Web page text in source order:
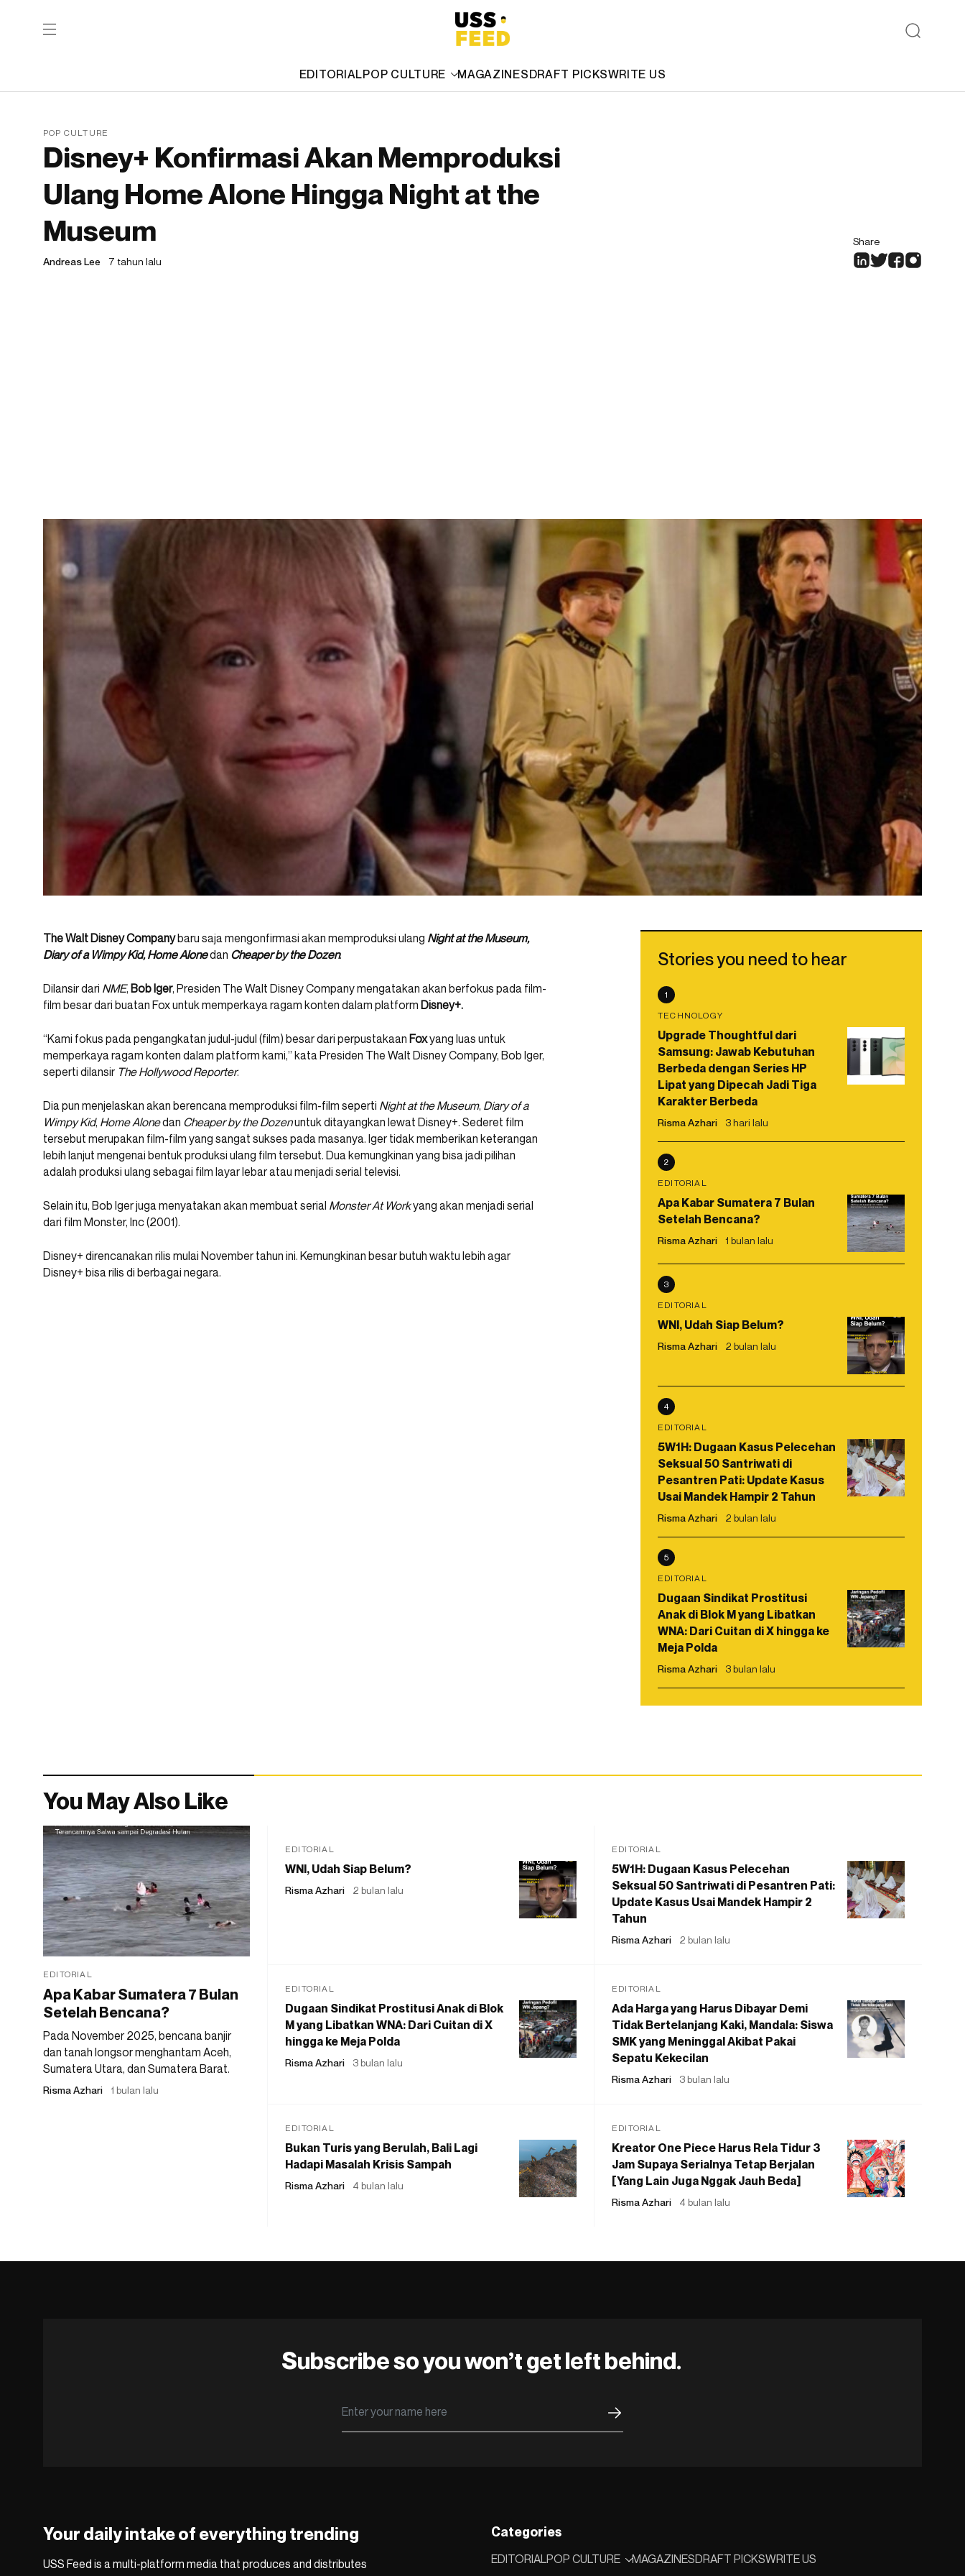
EDITORIALPOP CULTURE MAGAZINESDRAFT PICKSWRITE US
POP CULTURE
Disney+ Konfirmasi Akan Memproduksi
Ulang Home Alone Hingga Night at the
Museum
Andreas Lee 7 tahun lalu
Share
The Walt Disney Companybaru saja mengonfirmasi akan memproduksi ulang Night at the Museum,
Diary of a Wimpy Kid, Home Alonedan Cheaper by the Dozen.
Dilansir dari NME, Bob Iger, Presiden The Walt Disney Company mengatakan akan berfokus pada film-
film besar dari buatan Fox untuk memperkaya ragam konten dalam platform Disney+.
“Kami fokus pada pengangkatan judul-judul (film) besar dari perpustakaan Foxyang luas untuk
memperkaya ragam konten dalam platform kami,” kata Presiden The Walt Disney Company, Bob Iger,
seperti dilansir The Hollywood Reporter.
Dia pun menjelaskan akan berencana memproduksi film-film seperti Night at the Museum, Diary of a
Wimpy Kid, Home Alonedan Cheaper by the Dozenuntuk ditayangkan lewat Disney+. Sederet film
tersebut merupakan film-film yang sangat sukses pada masanya. Iger tidak memberikan keterangan
lebih lanjut mengenai bentuk produksi ulang film tersebut. Dua kemungkinan yang bisa jadi pilihan
adalah produksi ulang sebagai film layar lebar atau menjadi serial televisi.
Selain itu, Bob Iger juga menyatakan akan membuat serial Monster At Workyang akan menjadi serial
dari film Monster, Inc (2001).
Disney+ direncanakan rilis mulai November tahun ini. Kemungkinan besar butuh waktu lebih agar
Disney+ bisa rilis di berbagai negara.
Stories you need to hear
1
TECHNOLOGY
Upgrade Thoughtful dari
Samsung: Jawab Kebutuhan
Berbeda dengan Series HP
Lipat yang Dipecah Jadi Tiga
Karakter Berbeda
Risma Azhari 3 hari lalu
2
EDITORIAL
Apa Kabar Sumatera 7 Bulan
Setelah Bencana?
Risma Azhari 1 bulan lalu
3
EDITORIAL
WNI, Udah Siap Belum?
Risma Azhari 2 bulan lalu
4
EDITORIAL
5W1H: Dugaan Kasus Pelecehan
Seksual 50 Santriwati di
Pesantren Pati: Update Kasus
Usai Mandek Hampir 2 Tahun
Risma Azhari 2 bulan lalu
5
EDITORIAL
Dugaan Sindikat Prostitusi
Anak di Blok M yang Libatkan
WNA: Dari Cuitan di X hingga ke
Meja Polda
Risma Azhari 3 bulan lalu
You May Also Like
EDITORIAL
Apa Kabar Sumatera 7 Bulan
Setelah Bencana?
Pada November 2025, bencana banjir
dan tanah longsor menghantam Aceh,
Sumatera Utara, dan Sumatera Barat.
Risma Azhari 1 bulan lalu
EDITORIAL
WNI, Udah Siap Belum?
Risma Azhari 2 bulan lalu
EDITORIAL
5W1H: Dugaan Kasus Pelecehan
Seksual 50 Santriwati di Pesantren Pati:
Update Kasus Usai Mandek Hampir 2
Tahun
Risma Azhari 2 bulan lalu
EDITORIAL
Dugaan Sindikat Prostitusi Anak di Blok
M yang Libatkan WNA: Dari Cuitan di X
hingga ke Meja Polda
Risma Azhari 3 bulan lalu
EDITORIAL
Ada Harga yang Harus Dibayar Demi
Tidak Bertelanjang Kaki, Mandala: Siswa
SMK yang Meninggal Akibat Pakai
Sepatu Kekecilan
Risma Azhari 3 bulan lalu
EDITORIAL
Bukan Turis yang Berulah, Bali Lagi
Hadapi Masalah Krisis Sampah
Risma Azhari 4 bulan lalu
EDITORIAL
Kreator One Piece Harus Rela Tidur 3
Jam Supaya Serialnya Tetap Berjalan
[Yang Lain Juga Nggak Jauh Beda]
Risma Azhari 4 bulan lalu
Subscribe so you won’t get left behind.
Your daily intake of everything trending
USS Feed is a multi-platform media that produces and distributes
Categories
EDITORIALPOP CULTURE MAGAZINESDRAFT PICKSWRITE US